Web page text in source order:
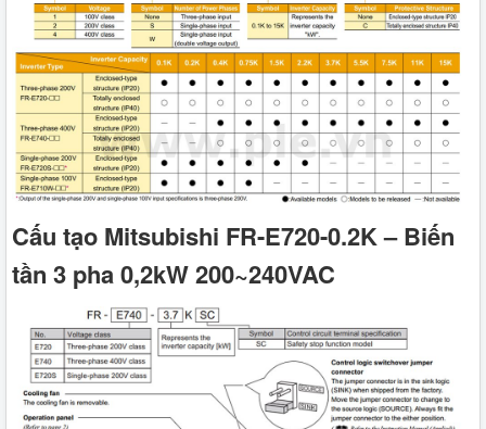
Cấu tạo Mitsubishi FR-E720-0.2K – Biến
tần 3 pha 0,2kW 200~240VAC